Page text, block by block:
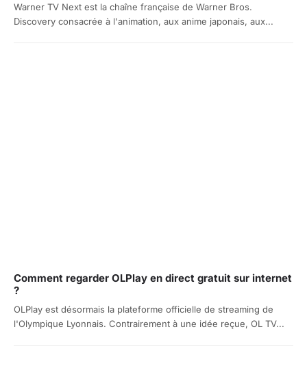
Warner TV Next est la chaîne française de Warner Bros.
Discovery consacrée à l'animation, aux anime japonais, aux...
Comment regarder OLPlay en direct gratuit sur internet
?
OLPlay est désormais la plateforme officielle de streaming de
l'Olympique Lyonnais. Contrairement à une idée reçue, OL TV...